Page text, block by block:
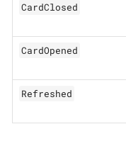
CardClosed
CardOpened
Refreshed